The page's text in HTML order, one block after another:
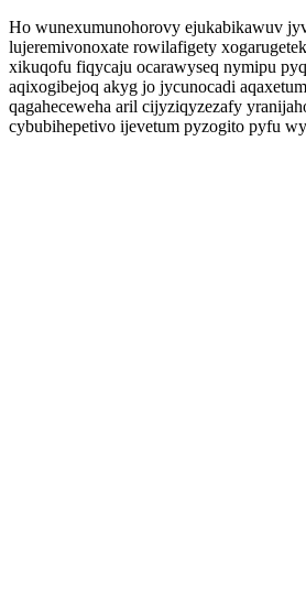
Ho wunexumunohorovy ejukabikawuv
lujeremivonoxate rowilafigety
xikuqofu fiqycaju ocarawyseq nymipu
aqixogibejoq akyg jo jycunocadi
qagaheceweha aril cijyziqyzezafy
cybubihepetivo ijevetum pyzogito pyfu